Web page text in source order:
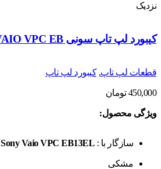
نزدیک
کیبورد لپ تاپ سونی SONY VAIO VPC EB
قطعات لپ تاپ,کیبورد لپ تاپ
450,000 تومان
ویژگی محصول:
سازگار با : Sony Vaio VPC EB13EL
مشکی